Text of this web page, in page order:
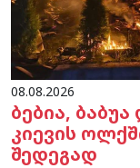
08.08.2026
ბებია,
კიევის
შედეგად